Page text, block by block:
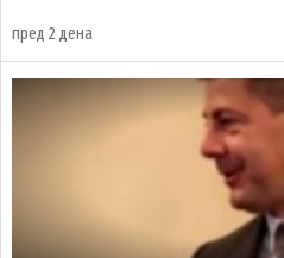
пред 2 дена